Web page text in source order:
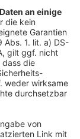
und im
und